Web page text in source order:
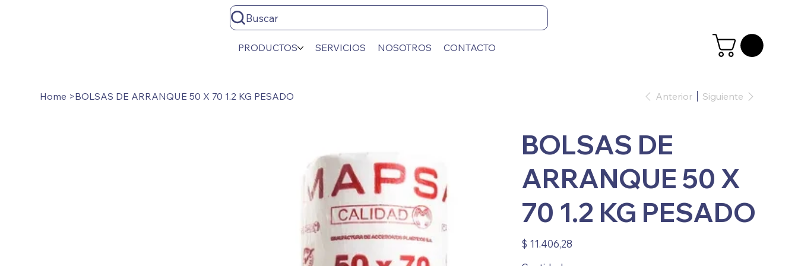
Buscar
PRODUCTOS SERVICIOS NOSOTROS CONTACTO
Home >BOLSAS DE ARRANQUE 50 X 70 1.2 KG PESADO Anterior Siguiente
BOLSAS DE
ARRANQUE 50 X
70 1.2 KG PESADO
Precio
$ 11.406,28